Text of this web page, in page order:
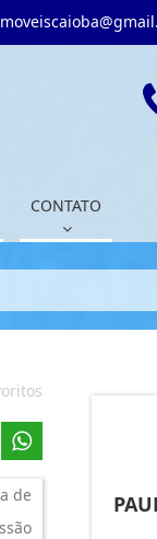
CONTATO
de